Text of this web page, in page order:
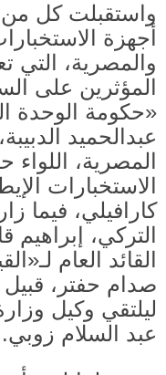
واستقبلت كل
أجهزة
والمصرية، التي
المؤثرين على
«حكومة الوحدة
عبدالحميد
المصرية،
الاستخبارات
كارافيلي، فيما
التركي، إبراهيم
القائد العام لـ«
صدام حفتر، قبيل
ليلتقي وكيل
عبد السلام زوبي.